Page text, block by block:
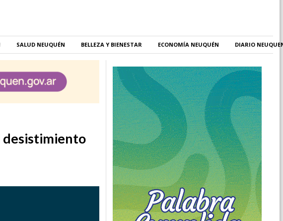
SALUD NEUQUÉN BELLEZA Y BIENESTAR ECONOMÍA NEUQUÉN DIARIO
desistimiento